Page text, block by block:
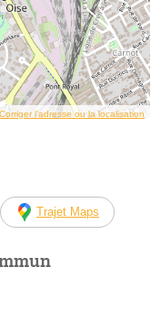
Corriger l’adresse ou la localisation
Trajet Maps